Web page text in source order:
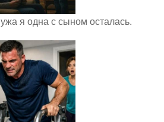
я одна с сыном осталась.